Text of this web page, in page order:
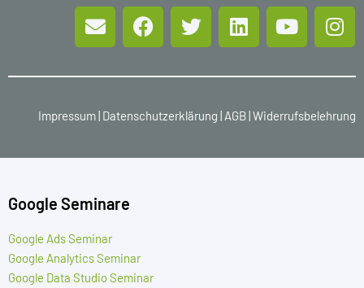
Impressum| Datenschutzerklärung | AGB|Widerrufsbelehrung
Google Seminare
Google Ads Seminar
Google Analytics Seminar
Google Data Studio Seminar